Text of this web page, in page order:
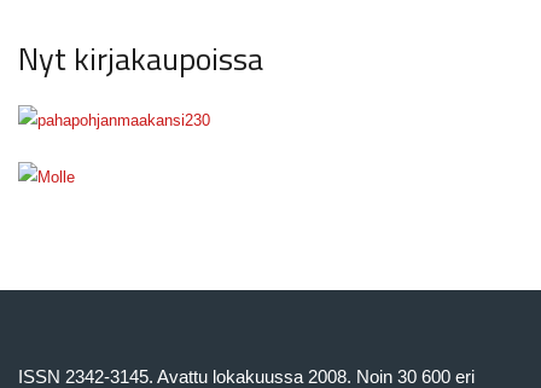
Nyt kirjakaupoissa
ISSN 2342-3145. Avattu lokakuussa 2008. Noin 30 600 eri